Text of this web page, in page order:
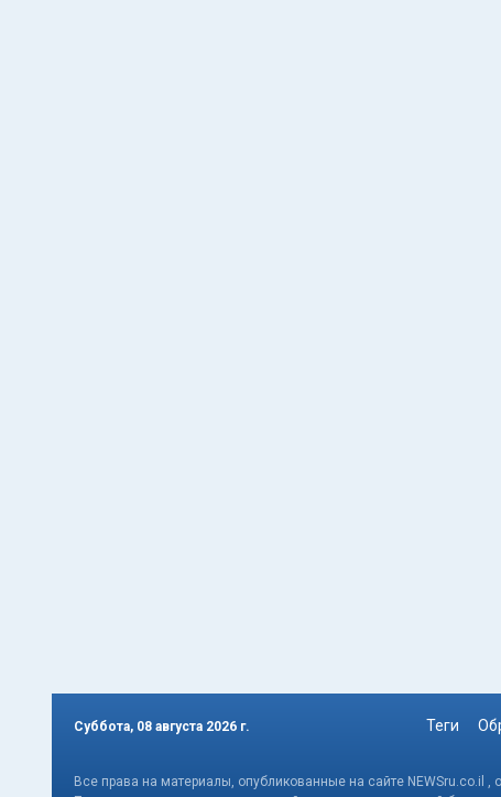
Суббота, 08 августа 2026 г. Теги
Все права на материалы, опубликованные на сайте NEWSru.co.il ,